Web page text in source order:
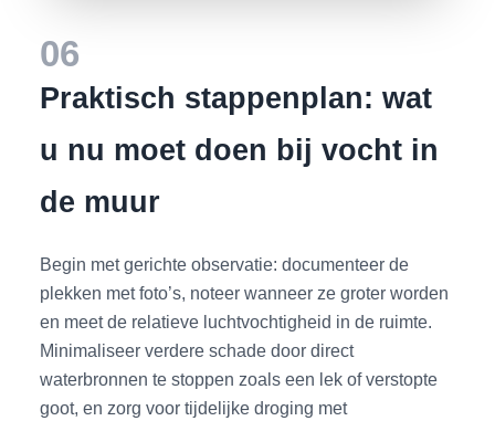
06
Praktisch stappenplan: wat
u nu moet doen bij vocht in
de muur
Begin met gerichte observatie: documenteer de
plekken met foto’s, noteer wanneer ze groter worden
en meet de relatieve luchtvochtigheid in de ruimte.
Minimaliseer verdere schade door direct
waterbronnen te stoppen zoals een lek of verstopte
goot, en zorg voor tijdelijke droging met